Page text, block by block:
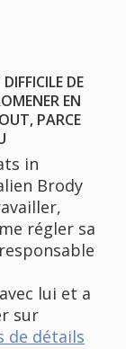
DE
EN
PARCE
in
Brody
régler sa
lui et a
sur
de détails